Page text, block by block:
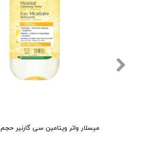
میسلار واتر ویتامین سی گارنیر حجم 400 میل